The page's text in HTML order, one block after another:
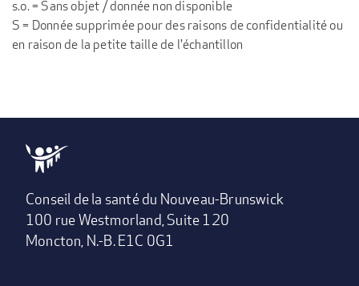
s.o. = Sans objet / donnée non disponible
S = Donnée supprimée pour des raisons de confidentialité ou
en raison de la petite taille de l'échantillon
Conseil de la santé du Nouveau-Brunswick
100 rue Westmorland, Suite 120
Moncton, N.-B. E1C 0G1